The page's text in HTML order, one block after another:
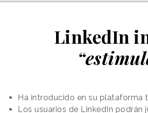
LinkedIn
Ha introducido en su plataforma
Los usuarios de LinkedIn